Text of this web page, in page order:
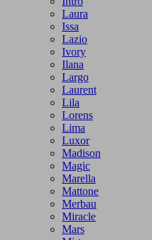
Laura
Issa
Lazio
Ivory
Ilana
Largo
Laurent
Lila
Lorens
Lima
Luxor
Madison
Magic
Marella
Mattone
Merbau
Miracle
Mars